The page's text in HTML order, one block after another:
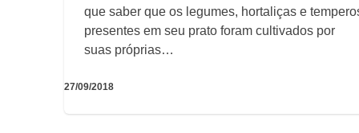
que saber que os legumes, hortaliças e
presentes em seu prato foram cultivados por
suas próprias…
27/09/2018